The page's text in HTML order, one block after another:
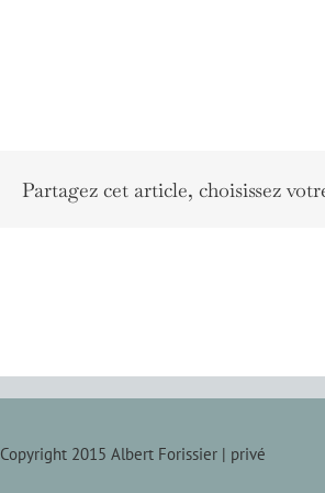
Partagez cet article, choisissez
Copyright 2015 Albert Forissier | privé